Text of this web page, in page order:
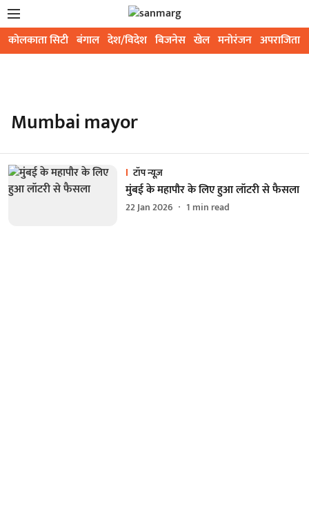
कोलकाता सिटी बंगाल देश/विदेश बिजनेस खेल मनोरंजन अपराजिता
Mumbai mayor
टॉप न्यूज़
मुंबई के महापौर के लिए हुआ लॉटरी से फैसला
22 Jan 2026 1 min read